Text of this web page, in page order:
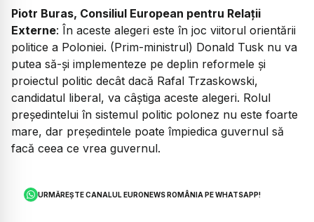
Piotr Buras, Consiliul European pentru Relații
Externe: În aceste alegeri este în joc viitorul orientării
politice a Poloniei. (Prim-ministrul) Donald Tusk nu va
putea să-și implementeze pe deplin reformele și
proiectul politic decât dacă Rafal Trzaskowski,
candidatul liberal, va câștiga aceste alegeri. Rolul
președintelui în sistemul politic polonez nu este foarte
mare, dar președintele poate împiedica guvernul să
facă ceea ce vrea guvernul.
URMĂREȘTE CANALUL EURONEWS ROMÂNIA PE WHATSAPP!